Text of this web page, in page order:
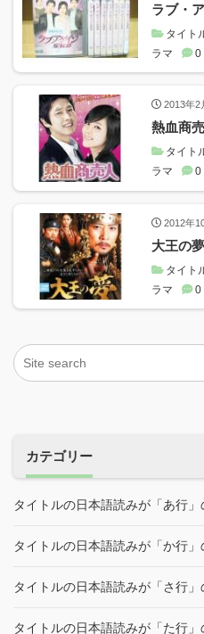
ラブ・
タイト
ラマ
0
2013年2
熱血商
タイト
ラマ
0
2012年
大王の
タイト
ラマ
0
カテゴリー
タイトルの日本語読みが「あ行
タイトルの日本語読みが「か行
タイトルの日本語読みが「さ行
タイトルの日本語読みが「た行